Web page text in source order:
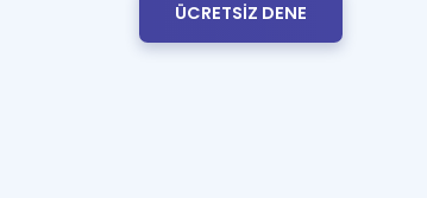
ÜCRETSİZ DENE